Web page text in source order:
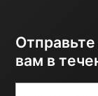
вам в